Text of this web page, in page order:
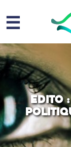
☰
Edito